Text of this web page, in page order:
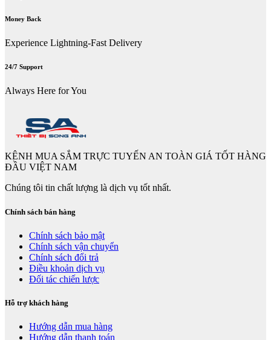
Money Back
Experience Lightning-Fast Delivery
24/7 Support
Always Here for You
KÊNH MUA SẮM TRỰC TUYẾN AN TOÀN GIÁ TỐT HÀNG
ĐẦU VIỆT NAM
Chúng tôi tin chất lượng là dịch vụ tốt nhất.
Chính sách bán hàng
Chính sách bảo mật
Chính sách vận chuyển
Chính sách đổi trả
Điều khoản dịch vụ
Đối tác chiến lược
Hỗ trợ khách hàng
Hướng dẫn mua hàng
Hướng dẫn thanh toán